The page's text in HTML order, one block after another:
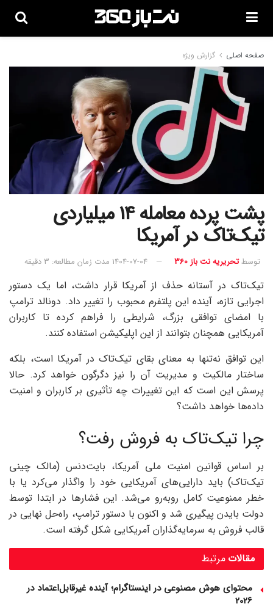
صفحه اصلی گزارش ویژه
پشت پرده معامله 14 میلیاردی
تیک‌تاک در آمریکا
توسطتحریریه نت باز 360 1404-07-04 مدت زمان مطالعه: 3 دقیقه
تیک‌تاک در آستانه حذف از آمریکا قرار داشت، اما یک دستور
اجرایی تازه، آینده این پلتفرم محبوب را تغییر داد. دونالد ترامپ
با امضای توافقی بزرگ، شرایطی را فراهم کرده تا کاربران
آمریکایی همچنان بتوانند از این اپلیکیشن استفاده کنند.
این توافق نه‌تنها به معنای بقای تیک‌تاک در آمریکا است، بلکه
ساختار مالکیت و مدیریت آن را نیز دگرگون خواهد کرد. حالا
پرسش این است که این تغییرات چه تأثیری بر کاربران و امنیت
داده‌ها خواهد داشت؟
چرا تیک‌تاک به فروش رفت؟
بر اساس قوانین امنیت ملی آمریکا، بایت‌دنس (مالک چینی
تیک‌تاک) باید دارایی‌های آمریکایی خود را واگذار می‌کرد یا با
خطر ممنوعیت کامل روبه‌رو می‌شد. این فشارها در ابتدا توسط
دولت بایدن پیگیری شد و اکنون با دستور ترامپ، راه‌حل نهایی در
قالب فروش به سرمایه‌گذاران آمریکایی شکل گرفته است.
مرتبط مقالات
محتوای هوش مصنوعی در اینستاگرام؛ آینده غیرقابل‌اعتماد در
2026